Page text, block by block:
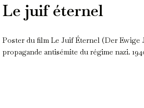
Le juif éternel
Poster du film Le Juif Éternel (Der Ewige
propagande antisémite du régime nazi.